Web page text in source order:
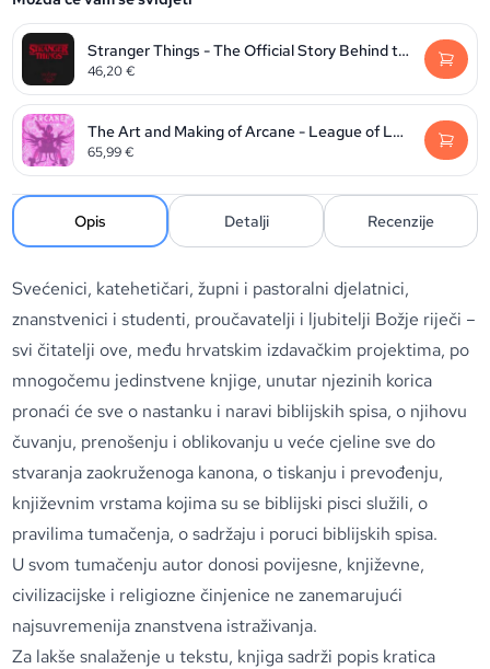
Stranger Things - The Official Story Behind the Legendary Series
46,20€
The Art and Making of Arcane - League of Legends
65,99€
Opis Detalji Recenzije
Svećenici, katehetičari, župni i pastoralni djelatnici,
znanstvenici i studenti, proučavatelji i ljubitelji Božje riječi –
svi čitatelji ove, među hrvatskim izdavačkim projektima, po
mnogočemu jedinstvene knjige, unutar njezinih korica
pronaći će sve o nastanku i naravi biblijskih spisa, o njihovu
čuvanju, prenošenju i oblikovanju u veće cjeline sve do
stvaranja zaokruženoga kanona, o tiskanju i prevođenju,
književnim vrstama kojima su se biblijski pisci služili, o
pravilima tumačenja, o sadržaju i poruci biblijskih spisa.
U svom tumačenju autor donosi povijesne, književne,
civilizacijske i religiozne činjenice ne zanemarujući
najsuvremenija znanstvena istraživanja.
Za lakše snalaženje u tekstu, knjiga sadrži popis kratica